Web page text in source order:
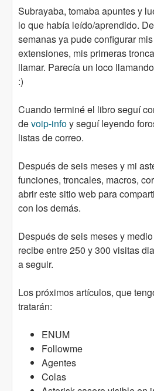
Subrayaba, tomaba apuntes y
lo que había leído/aprendido.
semanas ya pude configurar
extensiones, mis primeras
llamar. Parecía un loco
:)
Cuando terminé el libro seguí
devoip-infoy seguí leyendo
listas de correo.
Después de seis meses y mi
funciones, troncales, macros,
abrir este sitio web para
con los demás.
Después de seis meses y
recibe entre 250 y 300 visitas
a seguir.
Los próximos artículos, que
tratarán:
ENUM
Followme
Agentes
Colas